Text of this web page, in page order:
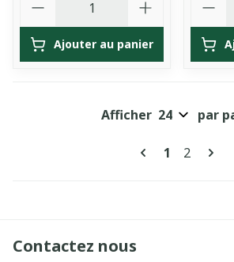
Ajouter au panier
Pages
Vous
1 Page
2
Afficher par
Contactez nous